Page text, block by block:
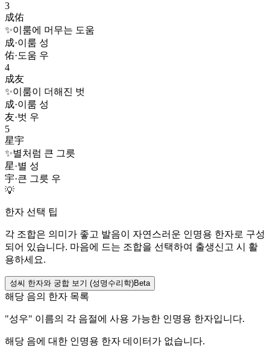
3
成佑
✨이룸에 머무는 도움
成·이룸 성
佑·도움 우
4
成友
✨이룸이 더해진 벗
成·이룸 성
友·벗 우
5
星宇
✨별처럼 큰 그릇
星·별 성
宇·큰 그릇 우
💡
한자 선택 팁
각 조합은 의미가 좋고 발음이 자연스러운 인명용 한자로 구성
되어 있습니다. 마음에 드는 조합을 선택하여 출생신고 시 활
용하세요.
성씨 한자와 궁합 보기 (성명수리학)Beta
해당 음의 한자 목록
"성우" 이름의 각 음절에 사용 가능한 인명용 한자입니다.
해당 음에 대한 인명용 한자 데이터가 없습니다.